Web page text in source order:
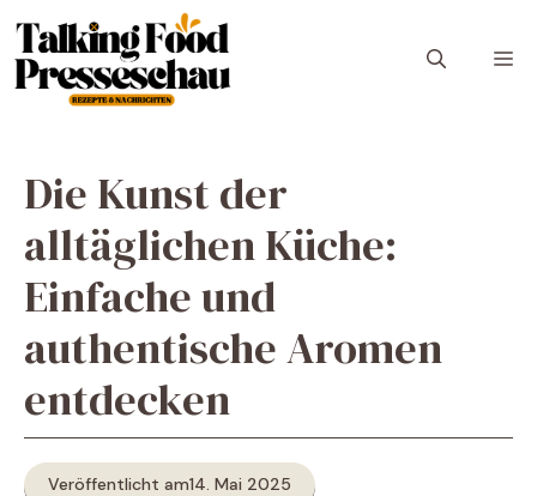
Inhalt
springen
Die Kunst der
alltäglichen Küche:
Einfache und
authentische Aromen
entdecken
Veröffentlicht am14. Mai 2025